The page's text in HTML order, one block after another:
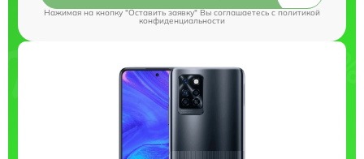
Нажимая на кнопку "Оставить заявку" Вы соглашаетесь cполитикой
конфиденциальности